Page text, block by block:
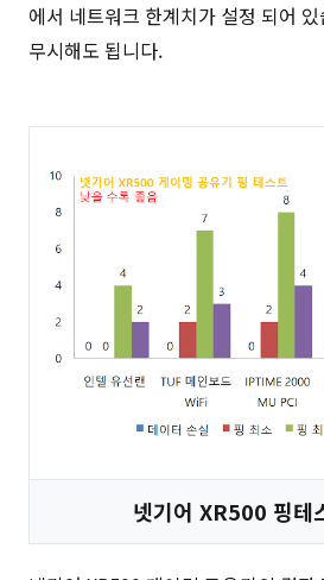
에서 네트워크 한계치가 설정 되어
무시해도 됩니다.
넷기어 XR500 핑테